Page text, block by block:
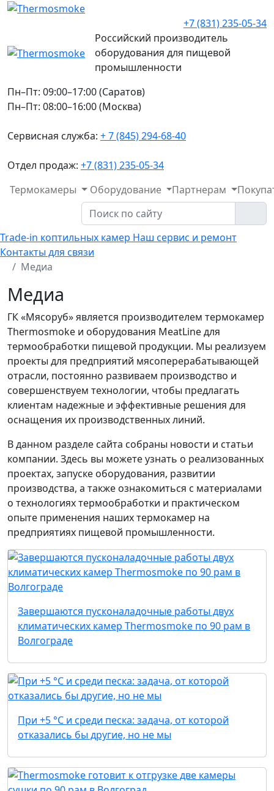
+7 (831) 235-05-34
Российский производитель
оборудования для пищевой
промышленности
Пн–Пт: 09:00–17:00 (Саратов)
Пн–Пт: 08:00–16:00 (Москва)
Сервисная служба: + 7 (845) 294-68-40
Отдел продаж: +7 (831) 235-05-34
Термокамеры
Оборудование Партнерам
Trade-in коптильных камер Наш сервис и ремонт
Контакты для связи
Медиа
Медиа
ГК «Мясоруб» является производителем термокамер
Thermosmoke и оборудования MeatLine для
термообработки пищевой продукции. Мы реализуем
проекты для предприятий мясоперерабатывающей
отрасли, постоянно развиваем производство и
совершенствуем технологии, чтобы предлагать
клиентам надежные и эффективные решения для
оснащения их производственных линий.
В данном разделе сайта собраны новости и статьи
компании. Здесь вы можете узнать о реализованных
проектах, запуске оборудования, развитии
производства, а также ознакомиться с материалами
о технологиях термообработки и практическом
опыте применения наших термокамер на
предприятиях пищевой промышленности.
Завершаются пусконаладочные работы двух
климатических камер Thermosmoke по 90 рам в
Волгограде
При +5 °C и среди песка: задача, от которой
отказались бы другие, но не мы